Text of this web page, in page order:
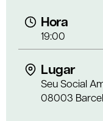
Hora
19:00
Lugar
Seu Social
08003